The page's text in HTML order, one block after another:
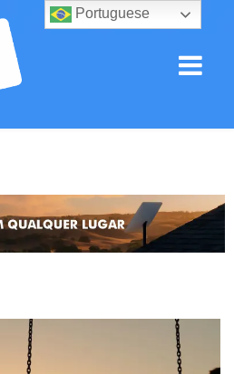
Portuguese